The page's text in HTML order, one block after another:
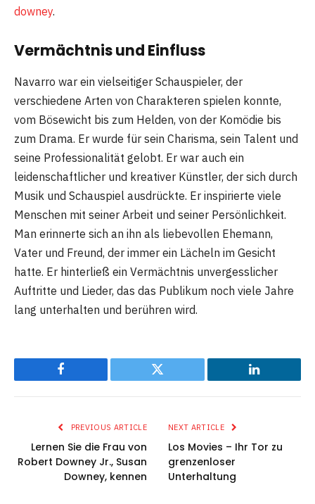
downey.
Vermächtnis und Einfluss
Navarro war ein vielseitiger Schauspieler, der
verschiedene Arten von Charakteren spielen konnte,
vom Bösewicht bis zum Helden, von der Komödie bis
zum Drama. Er wurde für sein Charisma, sein Talent und
seine Professionalität gelobt. Er war auch ein
leidenschaftlicher und kreativer Künstler, der sich durch
Musik und Schauspiel ausdrückte. Er inspirierte viele
Menschen mit seiner Arbeit und seiner Persönlichkeit.
Man erinnerte sich an ihn als liebevollen Ehemann,
Vater und Freund, der immer ein Lächeln im Gesicht
hatte. Er hinterließ ein Vermächtnis unvergesslicher
Auftritte und Lieder, das das Publikum noch viele Jahre
lang unterhalten und berühren wird.
Facebook Twitter LinkedIn
PREVIOUS ARTICLE
Lernen Sie die Frau von
Robert Downey Jr., Susan
Downey, kennen
NEXT ARTICLE
Los Movies – Ihr Tor zu
grenzenloser
Unterhaltung